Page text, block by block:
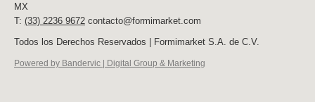
MX
T: (33) 2236 9672 contacto@formimarket.com
Todos los Derechos Reservados | Formimarket S.A. de C.V.
Powered by Bandervic | Digital Group & Marketing